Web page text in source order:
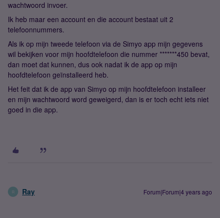
wachtwoord invoer.
Ik heb maar een account en die account bestaat uit 2
telefoonnummers.
Als ik op mijn tweede telefoon via de Simyo app mijn gegevens
wil bekijken voor mijn hoofdtelefoon die nummer *******450 bevat,
dan moet dat kunnen, dus ook nadat ik de app op mijn
hoofdtelefoon geïnstalleerd heb.
Het feit dat ik de app van Simyo op mijn hoofdtelefoon installeer
en mijn wachtwoord word geweigerd, dan is er toch echt iets niet
goed in die app.
R Ray Forum|Forum|4 years ago